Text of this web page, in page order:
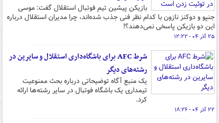
بازیکن پیشین تیم فوتبال استقلال گفت: موسی
جنپو و دوکنز نازون با کدام نظر فنی جذب شده‌اند، چرا مدیران استقلال درباره
این دو بازیکن پاسخی نمی‌دهند؟!
۲۵ آذر ۰۴ - ۱۲:۲۲
شرط AFC برای باشگاه‌داری استقلال و سایرین در
رشته‌های دیگر
یک منبع آگاه توضیحاتی درباره بحث ممنوعیت
تیمداری یک باشگاه فوتبال در سایر رشته‌ها ارائه
کرد.
۲۲ آذر ۰۴ - ۱۸:۲۶